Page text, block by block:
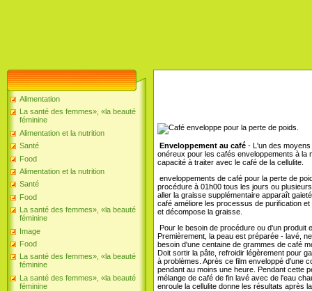
Alimentation
La santé des femmes», «la beauté
féminine
Alimentation et la nutrition
Santé
Food
Alimentation et la nutrition
Santé
Food
La santé des femmes», «la beauté
féminine
Image
Food
La santé des femmes», «la beauté
féminine
La santé des femmes», «la beauté
féminine
Enveloppement au café - L'un des
onéreux pour les cafés enveloppements à la
capacité à traiter avec le café de la cellulite.
enveloppements de café pour la perte de
procédure à 01h00 tous les jours ou
aller la graisse supplémentaire apparaît
café améliore les processus de purification
et décompose la graisse.
Pour le besoin de procédure ou d'un produit
Premièrement, la peau est préparée - lavé,
besoin d'une centaine de grammes de café
Doit sortir la pâte, refroidir légèrement pour
à problèmes. Après ce film enveloppé d'une
pendant au moins une heure. Pendant cette
mélange de café de fin lavé avec de l'eau
enroule la cellulite donne les résultats après